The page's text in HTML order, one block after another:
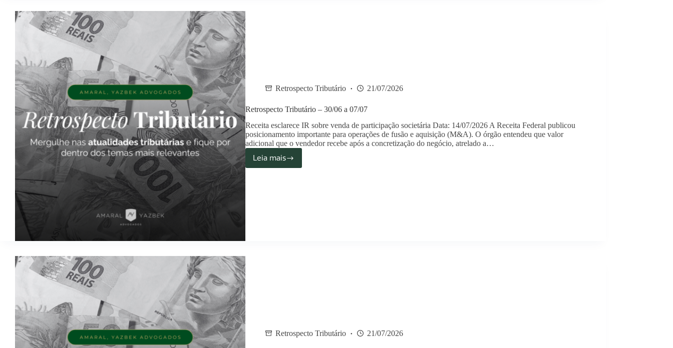
Retrospecto Tributário 21/07/2026
Retrospecto Tributário – 30/06 a 07/07
Receita esclarece IR sobre venda de participação societária Data: 14/07/2026 A Receita Federal publicou
posicionamento importante para operações de fusão e aquisição (M&A). O órgão entendeu que valor
adicional que o vendedor recebe após a concretização do negócio, atrelado a…
Leia mais
Retrospecto Tributário 21/07/2026